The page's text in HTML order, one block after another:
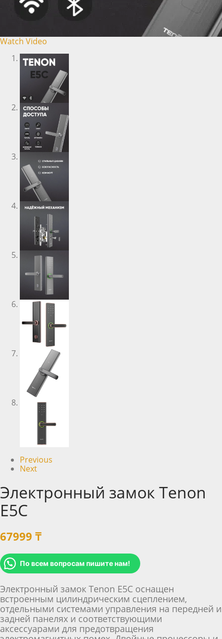
Watch Video
Previous
Next
Электронный замок Tenon
E5C
67999 ₸
По всем вопросам пишите нам!
Электронный замок Tenon E5C оснащен
встроенным цилиндрическим сцеплением,
отдельными системами управления на передней и
задней панелях и соответствующими
аксессуарами для предотвращения